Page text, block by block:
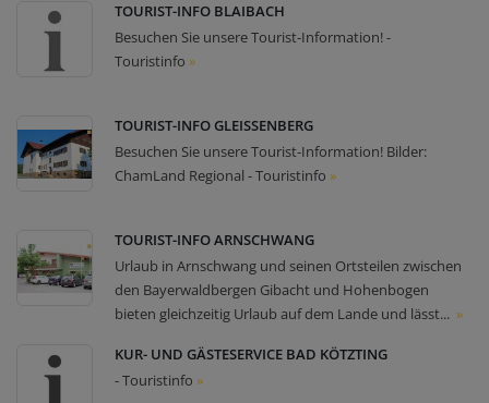
TOURIST-INFO BLAIBACH
Besuchen Sie unsere Tourist-Information! -
Touristinfo »
TOURIST-INFO GLEISSENBERG
Besuchen Sie unsere Tourist-Information! Bilder:
ChamLand Regional - Touristinfo »
TOURIST-INFO ARNSCHWANG
Urlaub in Arnschwang und seinen Ortsteilen zwischen
den Bayerwaldbergen Gibacht und Hohenbogen
bieten gleichzeitig Urlaub auf dem Lande und lässt... »
KUR- UND GÄSTESERVICE BAD KÖTZTING
- Touristinfo »